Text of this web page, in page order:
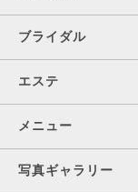
ブライダル
エステ
メニュー
写真ギャラリー